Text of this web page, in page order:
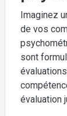
Imaginez
de vos
sont
évaluation